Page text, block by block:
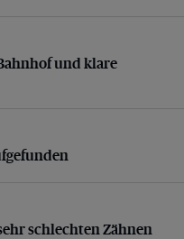
und klare Ansage
und klare
schlechten Zähnen
schlechten Zähnen